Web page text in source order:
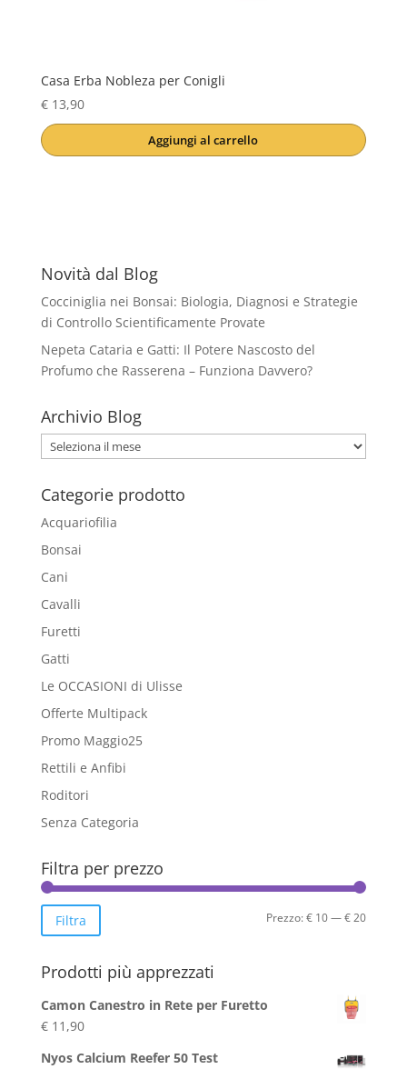
Casa Erba Nobleza per Conigli
€13,90
Aggiungi al carrello
Novità dal Blog
Cocciniglia nei Bonsai: Biologia, Diagnosi e Strategie
di Controllo Scientificamente Provate
Nepeta Cataria e Gatti: Il Potere Nascosto del
Profumo che Rasserena – Funziona Davvero?
Archivio Blog
Archivio
Blog
Categorie prodotto
Acquariofilia
Bonsai
Cani
Cavalli
Furetti
Gatti
Le OCCASIONI di Ulisse
Offerte Multipack
Promo Maggio25
Rettili e Anfibi
Roditori
Senza Categoria
Filtra per prezzo
Prezzo
Prezzo
Filtra Prezzo:€ 10—€ 20
Prodotti più apprezzati
Camon Canestro in Rete per Furetto
€11,90
Nyos Calcium Reefer 50 Test